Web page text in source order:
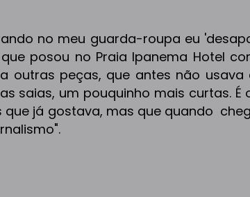
no meu guarda-roupa eu
posou no Praia Ipanema Hotel
outras peças, que antes não usava
saias, um pouquinho mais curtas. É
já gostava, mas que quando